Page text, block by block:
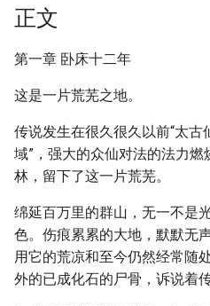
正文
第一章 卧床十二年
这是一片荒芜之地。
传说发生在很久很久以前“太古
域”，强大的众仙对法的法力
林，留下了这一片荒芜。
绵延百万里的群山，无一不是
色。伤痕累累的大地，默默无
用它的荒凉和至今仍然经常随
外的已成化石的尸骨，诉说着